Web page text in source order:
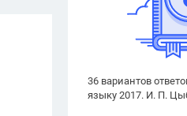
36 вариантов
языку 2017. И. П.